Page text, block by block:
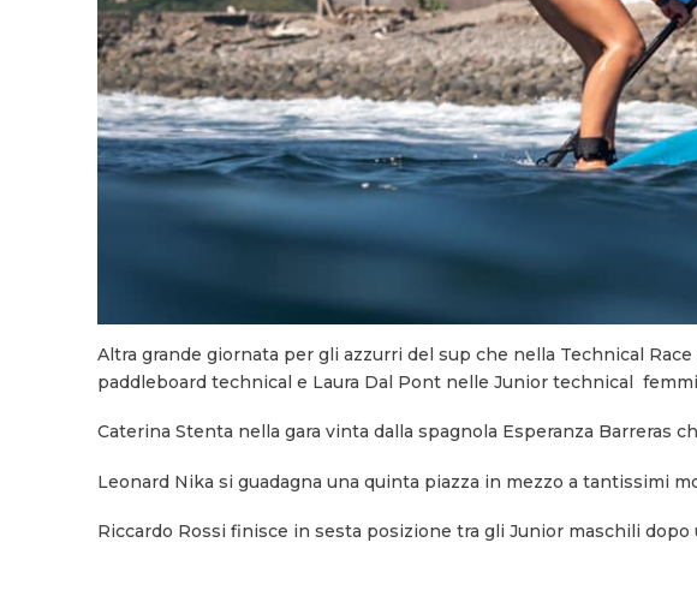
Altra grande giornata per gli azzurri del sup che nella Technical
paddleboard technical e Laura Dal Pont nelle Junior technical
Caterina Stenta nella gara vinta dalla spagnola Esperanza Barreras
Leonard Nika si guadagna una quinta piazza in mezzo a tantissimi
Riccardo Rossi finisce in sesta posizione tra gli Junior maschili